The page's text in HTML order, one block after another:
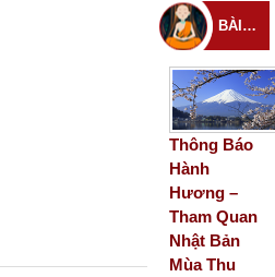
BÀI ĐĂNG MỚI
Thông Báo
Hành
Hương –
Tham Quan
Nhật Bản
Mùa Thu